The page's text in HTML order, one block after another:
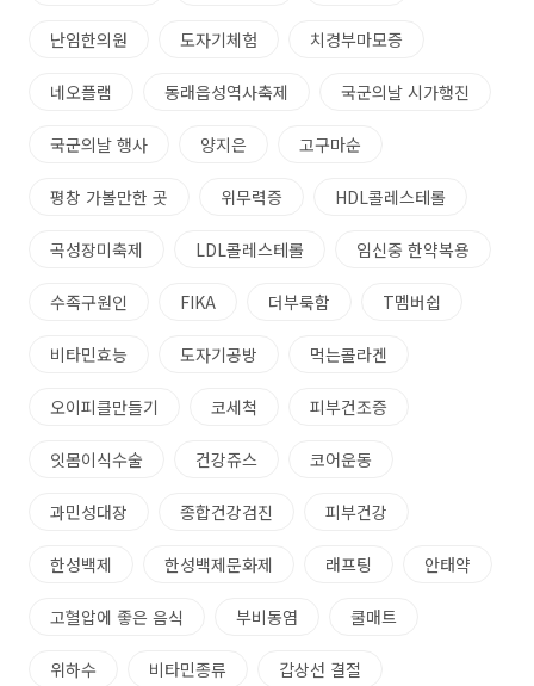
난임한의원 도자기체험 치경부마모증
네오플램 동래읍성역사축제 국군의날 시가행진
국군의날 행사 양지은 고구마순
평창 가볼만한 곳 위무력증 HDL콜레스테롤
곡성장미축제 LDL콜레스테롤 임신중 한약복용
수족구원인 FIKA 더부룩함 T멤버쉽
비타민효능 도자기공방 먹는콜라겐
오이피클만들기 코세척 피부건조증
잇몸이식수술 건강쥬스 코어운동
과민성대장 종합건강검진 피부건강
한성백제 한성백제문화제 래프팅 안태약
고혈압에 좋은 음식 부비동염 쿨매트
위하수 비타민종류 갑상선 결절